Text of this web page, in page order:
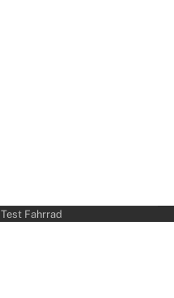
Test Fahrrad